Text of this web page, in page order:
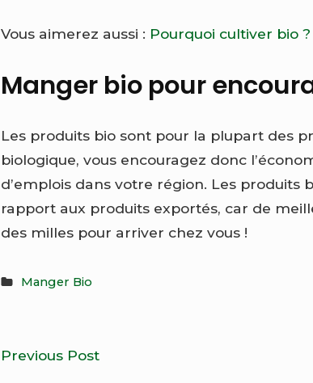
Vous aimerez aussi : Pourquoi cultiver bio
Manger bio pour
Les produits bio sont pour la plupart des
biologique, vous encouragez donc
d’emplois dans votre région. Les produits
rapport aux produits exportés, car de
des milles pour arriver chez vous !
Manger Bio
Navigation
Previous PostComment